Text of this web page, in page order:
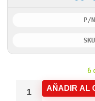
P/
6
AÑADIR AL